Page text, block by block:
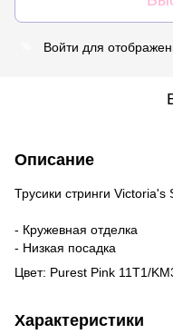
Войти для
Описание
Трусики стринги
- Кружевная отделка
- Низкая посадка
Цвет: Purest Pink 11T1/
Характеристики